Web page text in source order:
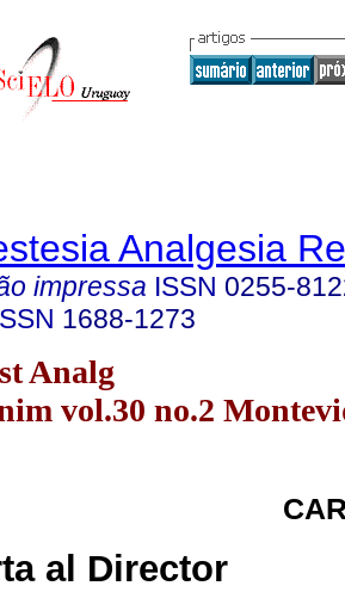
Analgesia
impressa ISSN 0255-
1688-1273
Analg
vol.30 no.2
al Director